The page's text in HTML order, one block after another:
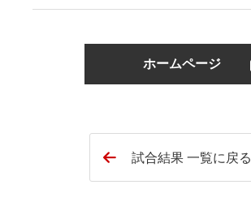
ホームページ
試合結果 一覧に戻る